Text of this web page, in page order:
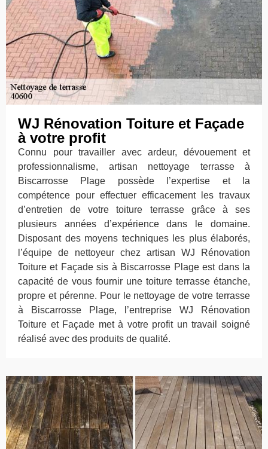
WJ Rénovation Toiture et Façade
à votre profit
Connu pour travailler avec ardeur, dévouement et
professionnalisme, artisan nettoyage terrasse à
Biscarrosse Plage possède l’expertise et la
compétence pour effectuer efficacement les travaux
d’entretien de votre toiture terrasse grâce à ses
plusieurs années d’expérience dans le domaine.
Disposant des moyens techniques les plus élaborés,
l’équipe de nettoyeur chez artisan WJ Rénovation
Toiture et Façade sis à Biscarrosse Plage est dans la
capacité de vous fournir une toiture terrasse étanche,
propre et pérenne. Pour le nettoyage de votre terrasse
à Biscarrosse Plage, l’entreprise WJ Rénovation
Toiture et Façade met à votre profit un travail soigné
réalisé avec des produits de qualité.